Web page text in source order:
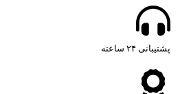
پشتیبانی ۲۴ ساعته​